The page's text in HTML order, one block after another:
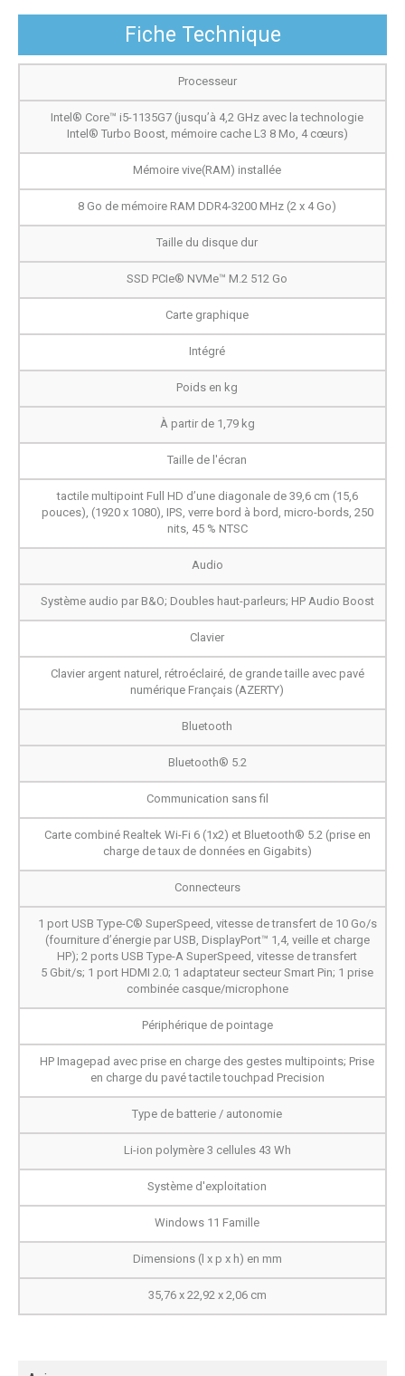
Fiche Technique
Processeur
Intel® Core™ i5-1135G7 (jusqu’à 4,2 GHz avec la technologie
Intel® Turbo Boost, mémoire cache L3 8 Mo, 4 cœurs)
Mémoire vive(RAM) installée
8 Go de mémoire RAM DDR4-3200 MHz (2 x 4 Go)
Taille du disque dur
SSD PCIe® NVMe™ M.2 512 Go
Carte graphique
Intégré
Poids en kg
À partir de 1,79 kg
Taille de l'écran
tactile multipoint Full HD d’une diagonale de 39,6 cm (15,6
pouces), (1920 x 1080), IPS, verre bord à bord, micro-bords, 250
nits, 45 % NTSC
Audio
Système audio par B&O; Doubles haut-parleurs; HP Audio Boost
Clavier
Clavier argent naturel, rétroéclairé, de grande taille avec pavé
numérique Français (AZERTY)
Bluetooth
Bluetooth® 5.2
Communication sans fil
Carte combiné Realtek Wi-Fi 6 (1x2) et Bluetooth® 5.2 (prise en
charge de taux de données en Gigabits)
Connecteurs
1 port USB Type-C® SuperSpeed, vitesse de transfert de 10 Go/s
(fourniture d’énergie par USB, DisplayPort™ 1,4, veille et charge
HP); 2 ports USB Type-A SuperSpeed, vitesse de transfert
5 Gbit/s; 1 port HDMI 2.0; 1 adaptateur secteur Smart Pin; 1 prise
combinée casque/microphone
Périphérique de pointage
HP Imagepad avec prise en charge des gestes multipoints; Prise
en charge du pavé tactile touchpad Precision
Type de batterie / autonomie
Li-ion polymère 3 cellules 43 Wh
Système d'exploitation
Windows 11 Famille
Dimensions (l x p x h) en mm
35,76 x 22,92 x 2,06 cm